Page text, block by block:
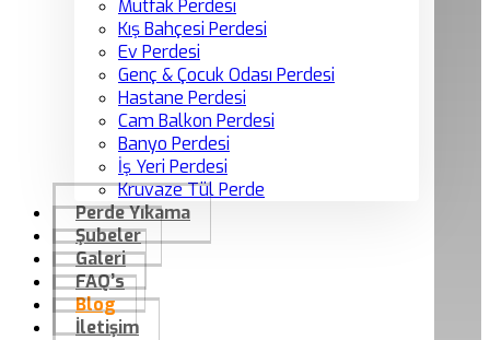
Mutfak Perdesi
Kış Bahçesi Perdesi
Ev Perdesi
Genç & Çocuk Odası Perdesi
Hastane Perdesi
Cam Balkon Perdesi
Banyo Perdesi
İş Yeri Perdesi
Kruvaze Tül Perde
Perde Yıkama
Şubeler
Galeri
FAQ’s
Blog
İletişim